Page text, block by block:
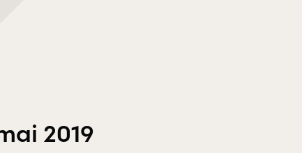
Avocats offre tous les services
2019